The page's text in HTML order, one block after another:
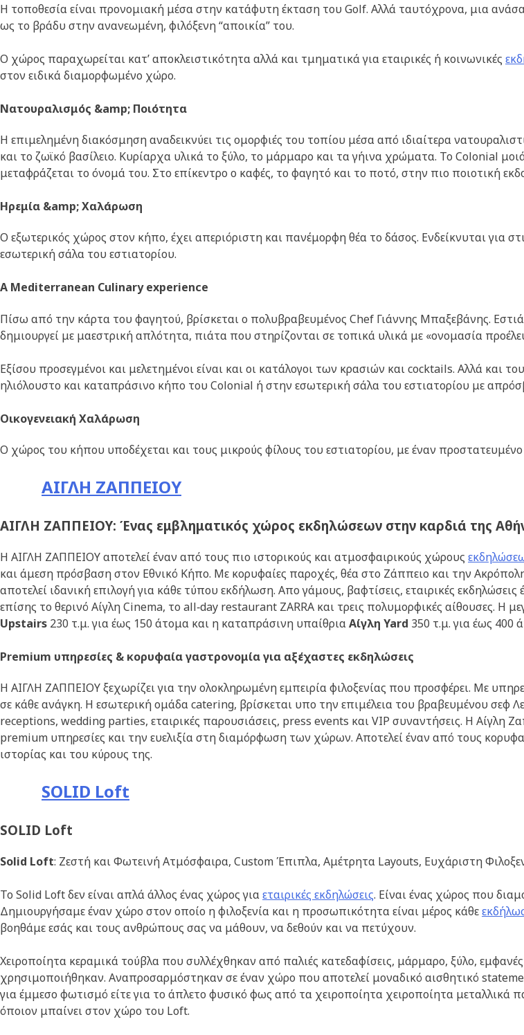
Η τοποθεσία είναι προνομιακή μέσα στην κατάφυτη έκταση του Golf. Αλλά ταυτόχρονα, μια
ως το βράδυ στην ανανεωμένη, φιλόξενη “αποικία” του.
O χώρος παραχωρείται κατ’ αποκλειστικότητα αλλά και τμηματικά για εταιρικές ή κοινωνικές
στον ειδικά διαμορφωμένο χώρο.
Νατουραλισμός &amp; Ποιότητα
Η επιμελημένη διακόσμηση αναδεικνύει τις ομορφιές του τοπίου μέσα από ιδιαίτερα
και το ζωϊκό βασίλειο. Κυρίαρχα υλικά το ξύλο, το μάρμαρο και τα γήινα χρώματα. Το Colonial
μεταφράζεται το όνομά του. Στο επίκεντρο ο καφές, το φαγητό και το ποτό, στην πιο ποιοτική
Ηρεμία &amp; Χαλάρωση
Ο εξωτερικός χώρος στον κήπο, έχει απεριόριστη και πανέμορφη θέα το δάσος. Ενδείκνυται για
εσωτερική σάλα του εστιατορίου.
Α Mediterranean Culinary experience
Πίσω από την κάρτα του φαγητού, βρίσκεται ο πολυβραβευμένος Chef Γιάννης Μπαξεβάνης.
δημιουργεί με μαεστρική απλότητα, πιάτα που στηρίζονται σε τοπικά υλικά με «ονομασία
Εξίσου προσεγμένοι και μελετημένοι είναι και οι κατάλογοι των κρασιών και cocktails. Αλλά
ηλιόλουστο και καταπράσινο κήπο του Colonial ή στην εσωτερική σάλα του εστιατορίου με
Οικογενειακή Χαλάρωση
Ο χώρος του κήπου υποδέχεται και τους μικρούς φίλους του εστιατορίου, με έναν
ΑΙΓΛΗ ΖΑΠΠΕΙΟΥ
ΑΙΓΛΗ ΖΑΠΠΕΙΟΥ: Ένας εμβληματικός χώρος εκδηλώσεων στην καρδιά της
Η ΑΙΓΛΗ ΖΑΠΠΕΙΟΥ αποτελεί έναν από τους πιο ιστορικούς και ατμοσφαιρικούς χώρους
και άμεση πρόσβαση στον Εθνικό Κήπο. Με κορυφαίες παροχές, θέα στο Ζάππειο και την
αποτελεί ιδανική επιλογή για κάθε τύπου εκδήλωση. Απο γάμους, βαφτίσεις, εταιρικές
επίσης το θερινό Αίγλη Cinema, το all‑day restaurant ZARRA και τρεις πολυμορφικές αίθουσες. Η
Upstairs 230 τ.μ. για έως 150 άτομα και η καταπράσινη υπαίθριαAίγλη Yard 350 τ.μ. για έως
Premium υπηρεσίες & κορυφαία γαστρονομία για αξέχαστες εκδηλώσεις
Η ΑΙΓΛΗ ΖΑΠΠΕΙΟΥ ξεχωρίζει για την ολοκληρωμένη εμπειρία φιλοξενίας που προσφέρει. Με
σε κάθε ανάγκη. Η εσωτερική ομάδα catering, βρίσκεται υπο την επιμέλεια του βραβευμένου σεφ
receptions, wedding parties, εταιρικές παρουσιάσεις, press events και VIP συναντήσεις. Η Αίγλη
premium υπηρεσίες και την ευελιξία στη διαμόρφωση των χώρων. Αποτελεί έναν από τους
ιστορίας και του κύρους της.
SOLID Loft
SOLID Loft
Solid Loft: Ζεστή και Φωτεινή Ατμόσφαιρα, Custom Έπιπλα, Αμέτρητα Layouts, Ευχάριστη
Το Solid Loft δεν είναι απλά άλλος ένας χώρος γιαεταιρικές εκδηλώσεις. Eίναι ένας χώρος που
Δημιουργήσαμε έναν χώρο στον οποίο η φιλοξενία και η προσωπικότητα είναι μέρος κάθε
βοηθάμε εσάς και τους ανθρώπους σας να μάθουν, να δεθούν και να πετύχουν.
Χειροποίητα κεραμικά τούβλα που συλλέχθηκαν από παλιές κατεδαφίσεις, μάρμαρο, ξύλο,
χρησιμοποιήθηκαν. Αναπροσαρμόστηκαν σε έναν χώρο που αποτελεί μοναδικό αισθητικό
για έμμεσο φωτισμό είτε για το άπλετο φυσικό φως από τα χειροποίητα χειροποίητα μεταλλικά
όποιον μπαίνει στον χώρο του Loft.